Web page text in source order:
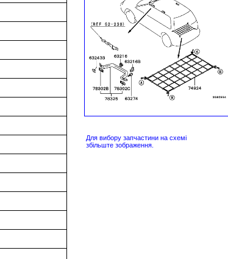
Для вибору запчастини на схемі
збільште зображення.